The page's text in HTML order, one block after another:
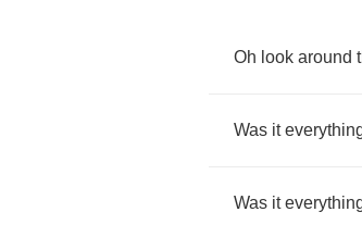
Oh look around
Was it
Was it